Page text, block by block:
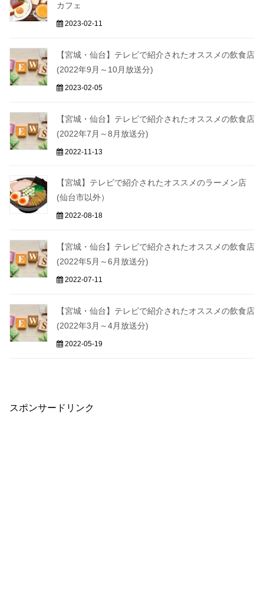
カフェ
2023-02-11
【宮城・仙台】テレビで紹介されたオススメの飲食店
(2022年9月～10月放送分)
2023-02-05
【宮城・仙台】テレビで紹介されたオススメの飲食店
(2022年7月～8月放送分)
2022-11-13
【宮城】テレビで紹介されたオススメのラーメン店
(仙台市以外）
2022-08-18
【宮城・仙台】テレビで紹介されたオススメの飲食店
(2022年5月～6月放送分)
2022-07-11
【宮城・仙台】テレビで紹介されたオススメの飲食店
(2022年3月～4月放送分)
2022-05-19
スポンサードリンク